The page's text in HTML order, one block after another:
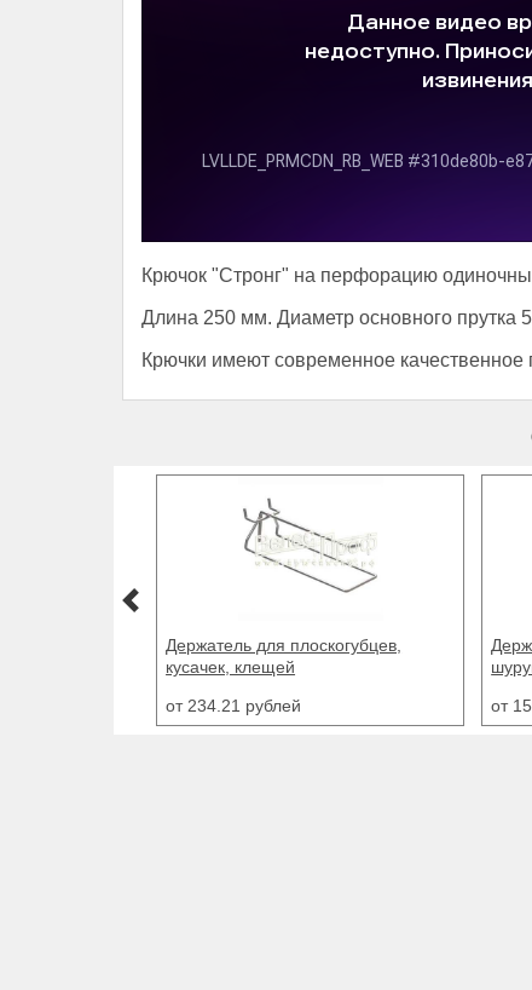
Крючок "Стронг" на перфорацию
Длина 250 мм. Диаметр основного
Крючки имеют современное
Держатель для дрелей,
шуруповертов
от 150.42 рублей
от